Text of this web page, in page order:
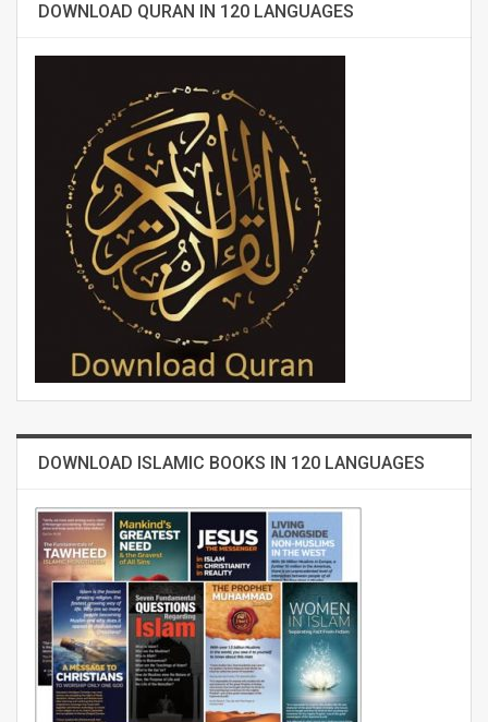
DOWNLOAD QURAN IN 120 LANGUAGES
DOWNLOAD ISLAMIC BOOKS IN 120 LANGUAGES